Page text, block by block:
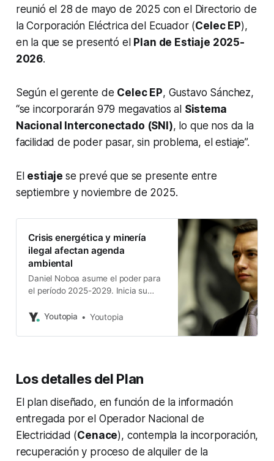
reunió el 28 de mayo de 2025 con el Directorio de
la Corporación Eléctrica del Ecuador (Celec EP),
en la que se presentó el Plan de Estiaje 2025-
2026.
Según el gerente de Celec EP, Gustavo Sánchez,
“se incorporarán 979 megavatios al Sistema
Nacional Interconectado (SNI), lo que nos da la
facilidad de poder pasar, sin problema, el estiaje”.
El estiaje se prevé que se presente entre
septiembre y noviembre de 2025.
Crisis energética y minería
ilegal afectan agenda
ambiental
Daniel Noboa asume el poder para
el período 2025-2029. Inicia su
biodiversidad y acción climática.
Youtopia Youtopia
Los detalles del Plan
El plan diseñado, en función de la información
entregada por el Operador Nacional de
Electricidad (Cenace), contempla la incorporación,
recuperación y proceso de alquiler de la